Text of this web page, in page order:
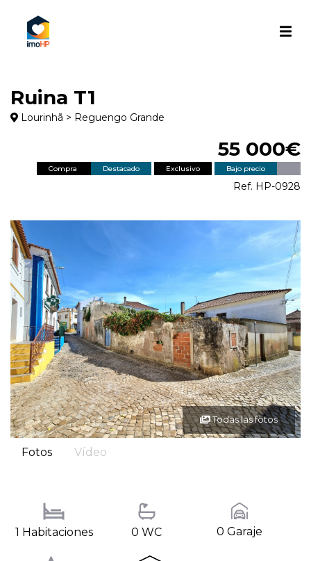
Ruina T1
Lourinhã > Reguengo Grande
55 000€
Compra Destacado Exclusivo Bajo precio
Ref. HP-0928
Todas las fotos
Fotos Vídeo
1 Habitaciones 0 WC 0 Garaje